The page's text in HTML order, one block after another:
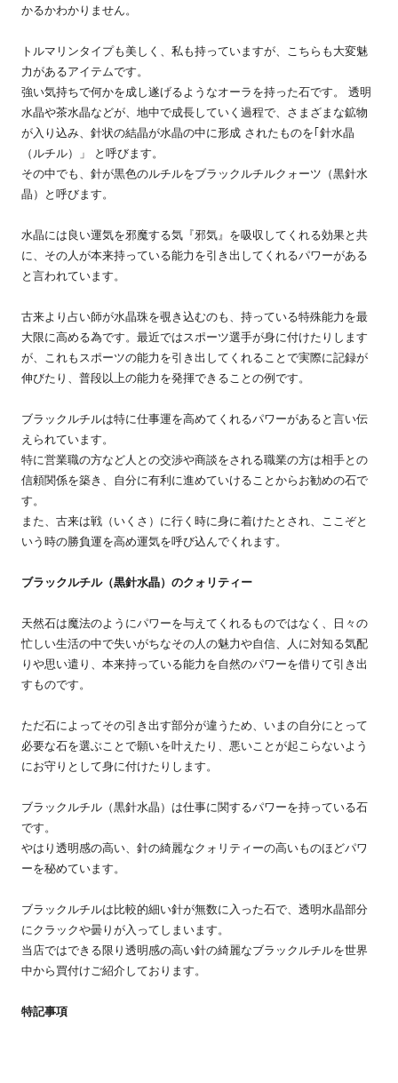
かるかわかりません。
トルマリンタイプも美しく、私も持っていますが、こちらも大変魅
力があるアイテムです。
強い気持ちで何かを成し遂げるようなオーラを持った石です。 透明
水晶や茶水晶などが、地中で成長していく過程で、さまざまな鉱物
が入り込み、針状の結晶が水晶の中に形成 されたものを｢針水晶
（ルチル）」 と呼びます。
その中でも、針が黒色のルチルをブラックルチルクォーツ（黒針水
晶）と呼びます。
水晶には良い運気を邪魔する気『邪気』を吸収してくれる効果と共
に、その人が本来持っている能力を引き出してくれるパワーがある
と言われています。
古来より占い師が水晶珠を覗き込むのも、持っている特殊能力を最
大限に高める為です。最近ではスポーツ選手が身に付けたりします
が、これもスポーツの能力を引き出してくれることで実際に記録が
伸びたり、普段以上の能力を発揮できることの例です。
ブラックルチルは特に仕事運を高めてくれるパワーがあると言い伝
えられています。
特に営業職の方など人との交渉や商談をされる職業の方は相手との
信頼関係を築き、自分に有利に進めていけることからお勧めの石で
す。
また、古来は戦（いくさ）に行く時に身に着けたとされ、ここぞと
いう時の勝負運を高め運気を呼び込んでくれます。
ブラックルチル（黒針水晶）のクォリティー
天然石は魔法のようにパワーを与えてくれるものではなく、日々の
忙しい生活の中で失いがちなその人の魅力や自信、人に対知る気配
りや思い遣り、本来持っている能力を自然のパワーを借りて引き出
すものです。
ただ石によってその引き出す部分が違うため、いまの自分にとって
必要な石を選ぶことで願いを叶えたり、悪いことが起こらないよう
にお守りとして身に付けたりします。
ブラックルチル（黒針水晶）は仕事に関するパワーを持っている石
です。
やはり透明感の高い、針の綺麗なクォリティーの高いものほどパワ
ーを秘めています。
ブラックルチルは比較的細い針が無数に入った石で、透明水晶部分
にクラックや曇りが入ってしまいます。
当店ではできる限り透明感の高い針の綺麗なブラックルチルを世界
中から買付けご紹介しております。
特記事項